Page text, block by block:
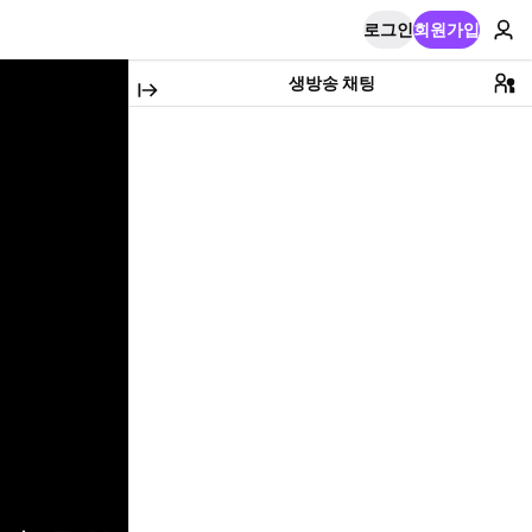
로그인회원가입
생방송 채팅